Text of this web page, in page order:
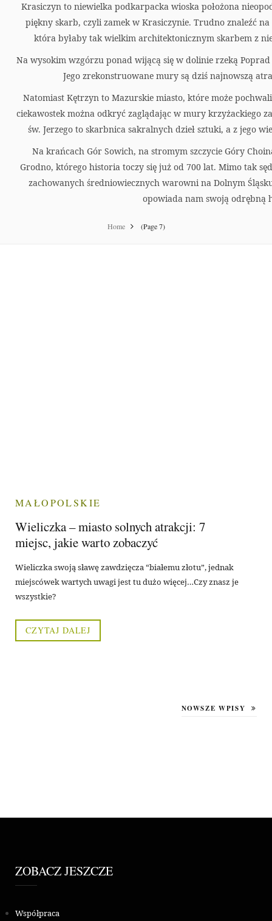
Krasiczyn to niewielka podkarpacka wioska położona
piękny skarb, czyli zamek w Krasiczynie. Trudno znaleźć
która byłaby tak wielkim architektonicznym skarbem z
Na wysokim wzgórzu ponad wijącą się w dolinie rzeką
Jego zrekonstruowane mury są dziś najnowszą
Natomiast Kętrzyn to Mazurskie miasto, które może
ciekawostek można odkryć zaglądając w mury krzyżackiego
św. Jerzego to skarbnica sakralnych dzieł sztuki, a z jego
Na krańcach Gór Sowich, na stromym szczycie Góry
Grodno, którego historia toczy się już od 700 lat. Mimo tak
zachowanych średniowiecznych warowni na Dolnym
opowiada nam swoją odrębną
Home (Page 7)
MAŁOPOLSKIE
Wieliczka – miasto solnych atrakcji: 7
miejsc, jakie warto zobaczyć
Wieliczka swoją sławę zawdzięcza “białemu złotu”, jednak
miejscówek wartych uwagi jest tu dużo więcej…Czy znasz je
wszystkie?
CZYTAJ DALEJ
NOWSZE WPISY
ZOBACZ JESZCZE
Współpraca